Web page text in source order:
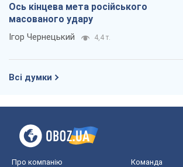
Ось кінцева мета російського
масованого удару
Ігор Чернецький 4,4 т.
Всі думки
Про компанію Команда